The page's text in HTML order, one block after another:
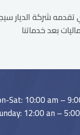
تقدمه شركة الديار
بعد خدماتنا
Sat: 10:00 am –
12:00 an –